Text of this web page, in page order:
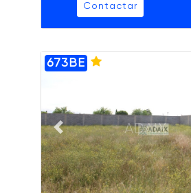
Contactar
Previous slideADAIX
673BE